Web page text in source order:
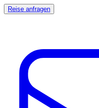
Reise anfragen